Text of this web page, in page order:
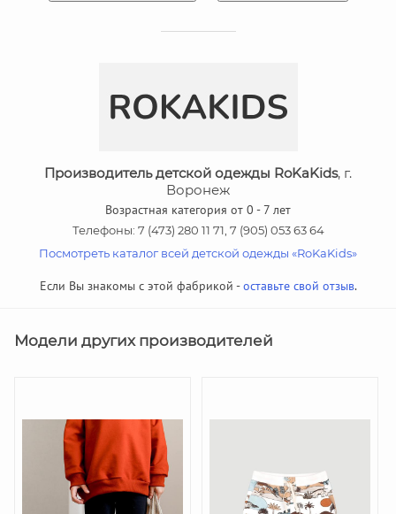
Производитель детской одежды RoKaKids, г.
Воронеж
Возрастная категория от 0 - 7 лет
Телефоны: 7 (473) 280 11 71, 7 (905) 053 63 64
Посмотреть каталог всей детской одежды «RoKaKids»
Если Вы знакомы с этой фабрикой -оставьте свой отзыв.
Модели других производителей